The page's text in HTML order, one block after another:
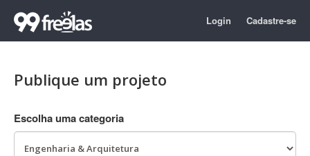
Login Cadastre-se
Publique um projeto
Escolha uma categoria